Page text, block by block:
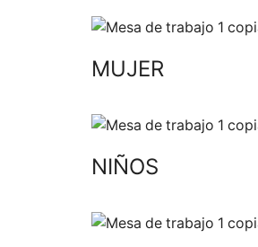
MUJER
NIÑOS